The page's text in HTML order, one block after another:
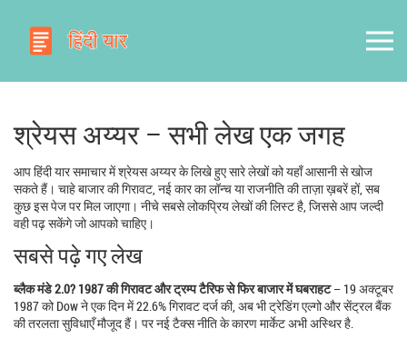
श्रेयस अय्यर – सभी लेख एक जगह
आप हिंदी यार समाचार में श्रेयस अय्यर के लिखे हुए सारे लेखों को यहाँ आसानी से खोज
सकते हैं। चाहे बाजार की गिरावट, नई कार का लॉन्च या राजनीति की ताज़ा ख़बरें हों, सब
कुछ इस पेज पर मिल जाएगा। नीचे सबसे लोकप्रिय लेखों की लिस्ट है, जिससे आप जल्दी
वही पढ़ सकेंगे जो आपको चाहिए।
सबसे पढ़े गए लेख
ब्लैक मंडे 2.0? 1987 की गिरावट और ट्रम्प टैरिफ से फिर बाजार में घबराहट– 19 अक्टूबर
1987 को Dow ने एक दिन में 22.6% गिरावट दर्ज की, अब भी ट्रेडिंग एल्गो और सेंट्रल बैंक
की तरलता सुविधाएँ मौजूद हैं। पर नई टैक्स नीति के कारण मार्केट अभी अस्थिर है.